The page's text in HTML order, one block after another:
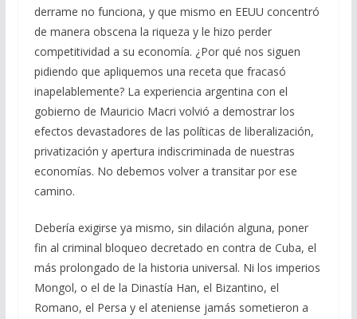
derrame no funciona, y que mismo en EEUU concentró
de manera obscena la riqueza y le hizo perder
competitividad a su economía. ¿Por qué nos siguen
pidiendo que apliquemos una receta que fracasó
inapelablemente? La experiencia argentina con el
gobierno de Mauricio Macri volvió a demostrar los
efectos devastadores de las políticas de liberalización,
privatización y apertura indiscriminada de nuestras
economías. No debemos volver a transitar por ese
camino.
Debería exigirse ya mismo, sin dilación alguna, poner
fin al criminal bloqueo decretado en contra de Cuba, el
más prolongado de la historia universal. Ni los imperios
Mongol, o el de la Dinastía Han, el Bizantino, el
Romano, el Persa y el ateniense jamás sometieron a